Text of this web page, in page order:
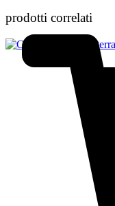
prodotti correlati